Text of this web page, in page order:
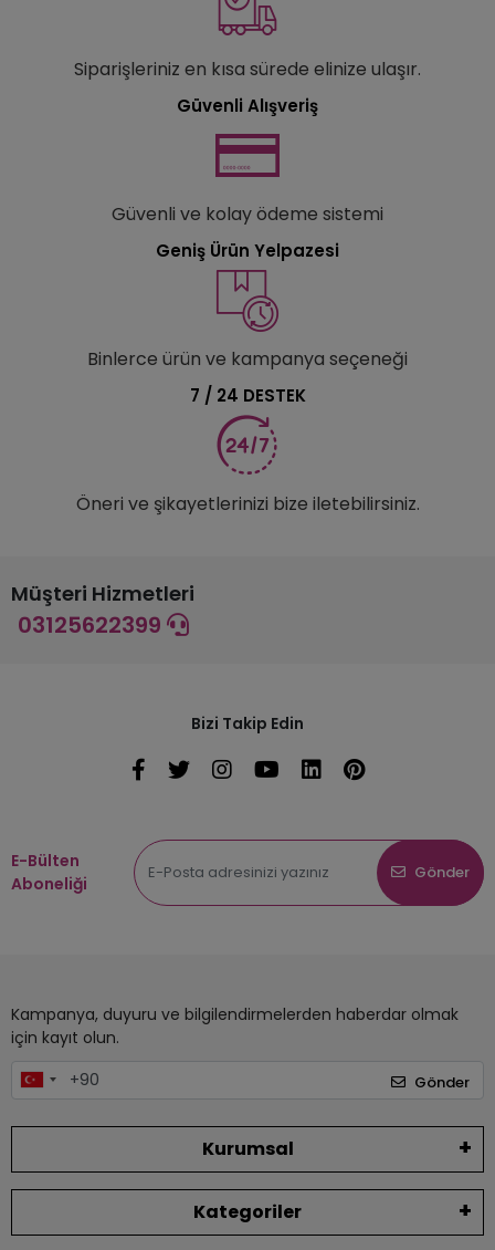
Siparişleriniz en kısa sürede elinize ulaşır.
Güvenli Alışveriş
Güvenli ve kolay ödeme sistemi
Geniş Ürün Yelpazesi
Binlerce ürün ve kampanya seçeneği
7 / 24 DESTEK
Öneri ve şikayetlerinizi bize iletebilirsiniz.
Müşteri Hizmetleri
03125622399
Bizi Takip Edin
E-Bülten
Aboneliği
Gönder
Kampanya, duyuru ve bilgilendirmelerden haberdar olmak
için kayıt olun.
Gönder
Kurumsal
Kategoriler